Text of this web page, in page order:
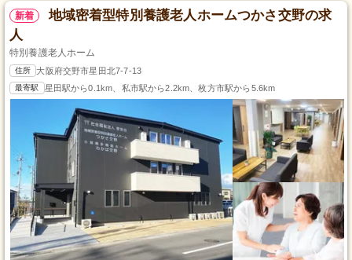
新着
地域密着型特別養護老人ホームつかさ交野の求
人
特別養護老人ホーム
住所 大阪府交野市星田北7-7-13
最寄駅 星田駅から0.1km、私市駅から2.2km、枚方市駅から5.6km